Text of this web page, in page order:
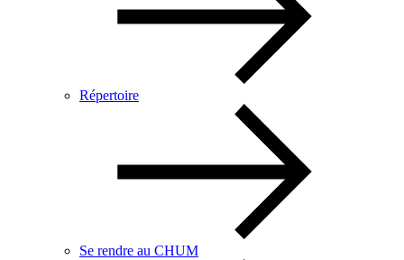
Répertoire
Se rendre au CHUM